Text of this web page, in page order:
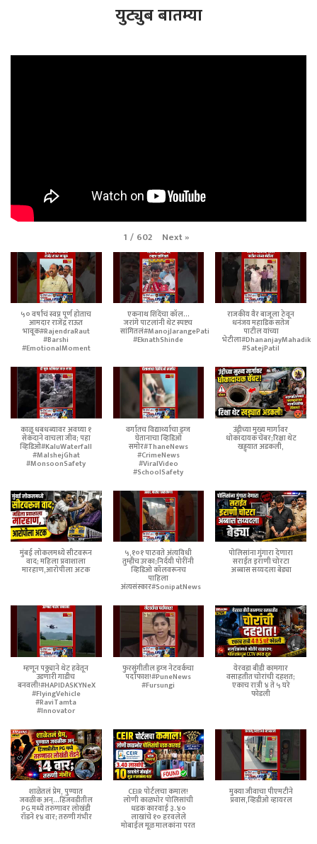
युट्युब बातम्या
1 / 602 Next»
५० वर्षांचं स्वप्न पूर्ण होताच
आमदार राजेंद्र राऊत
भावूक#RajendraRaut
#Barshi
#EmotionalMoment
एकनाथ शिंदेंचा कॉल...
जरांगे पाटलांनी थेट स्पष्टच
सांगितलं#ManojJarangePatil
#EknathShinde
राजकीय वैर बाजूला ठेवून
धनंजय महाडिक सतेज
पाटील यांच्या
भेटीला#DhananjayMahadik
#SatejPatil
काळू धबधब्यावर अवघ्या १
सेकंदाने वाचला जीव; पहा
व्हिडिओ#KaluWaterfall
#MalshejGhat
#MonsoonSafety
वर्गातच विद्यार्थ्याचा ड्रग्ज
घेतानाचा व्हिडिओ
समोर#ThaneNews
#CrimeNews
#ViralVideo
#SchoolSafety
उंड्रीच्या मुख्य मार्गावर
धोकादायक चेंबर;रिक्षा थेट
खड्ड्यात अडकली,
मुंबई लोकलमध्ये सीटवरून
वाद; महिला प्रवाशाला
मारहाण,आरोपीला अटक
५,१०१ पाठवते अंत्यविधी
तुम्हीच उरका;निर्दयी पोरींनी
व्हिडिओ कॉलवरूनच
पाहिला
अंत्यसंस्कार#SonipatNews
पोलिसांना गुंगारा देणारा
सराईत इराणी चोरटा
अब्बास सय्यदला बेड्या
म्हणून पठ्ठ्याने थेट हवेतून
उडणारी गाडीच
बनवली!#HAPIDASKYNeX
#FlyingVehicle
#RaviTamta
#Innovator
फुरसुंगीतील ड्रग्ज नेटवर्कचा
पर्दाफाश!#PuneNews
#Fursungi
येरवडा बीडी कामगार
वसाहतीत चोरांची दहशत;
एकाच रात्री ४ ते ५ घरे
फोडली
शाळेतलं प्रेम, पुण्यात
जवळीक अन्...हिंजवडीतील
PG मध्ये तरुणावर लोखंडी
रॉडने १४ वार; तरुणी गंभीर
CEIR पोर्टलचा कमाल!
लोणी काळभोर पोलिसांची
धडक कारवाई ३.४०
लाखांचे १० हरवलेले
मोबाईल मूळ मालकांना परत
मुक्या जीवाचा पीएमटीने
प्रवास,व्हिडीओ व्हायरल